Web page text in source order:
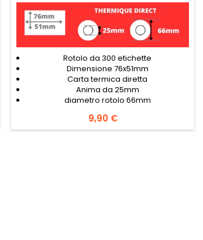
Rotolo da 300 etichette
Dimensione 76x51mm
Carta termica diretta
Anima da 25mm
diametro rotolo 66mm
Prezzo
9,90 €